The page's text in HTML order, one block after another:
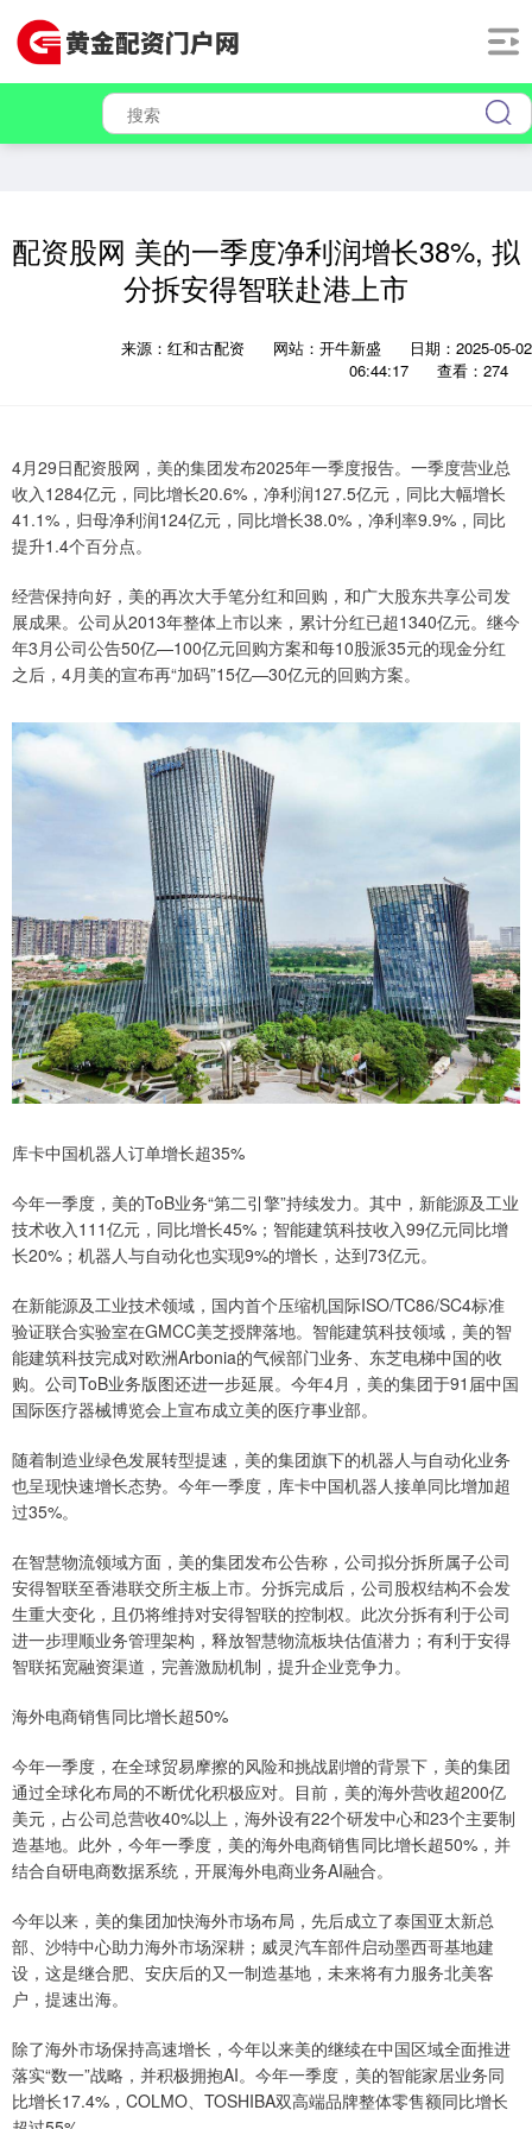
配资股网 美的一季度净利润增长38%, 拟
分拆安得智联赴港上市
来源：红和古配资 网站：开牛新盛
日期：2025-05-02
06:44:17
查看：274
4月29日配资股网，美的集团发布2025年一季度报告。一季度营业总
收入1284亿元，同比增长20.6%，净利润127.5亿元，同比大幅增长
41.1%，归母净利润124亿元，同比增长38.0%，净利率9.9%，同比
提升1.4个百分点。
经营保持向好，美的再次大手笔分红和回购，和广大股东共享公司发
展成果。公司从2013年整体上市以来，累计分红已超1340亿元。继今
年3月公司公告50亿—100亿元回购方案和每10股派35元的现金分红
之后，4月美的宣布再“加码”15亿—30亿元的回购方案。
库卡中国机器人订单增长超35%
今年一季度，美的ToB业务“第二引擎”持续发力。其中，新能源及工业
技术收入111亿元，同比增长45%；智能建筑科技收入99亿元同比增
长20%；机器人与自动化也实现9%的增长，达到73亿元。
在新能源及工业技术领域，国内首个压缩机国际ISO/TC86/SC4标准
验证联合实验室在GMCC美芝授牌落地。智能建筑科技领域，美的智
能建筑科技完成对欧洲Arbonia的气候部门业务、东芝电梯中国的收
购。公司ToB业务版图还进一步延展。今年4月，美的集团于91届中国
国际医疗器械博览会上宣布成立美的医疗事业部。
随着制造业绿色发展转型提速，美的集团旗下的机器人与自动化业务
也呈现快速增长态势。今年一季度，库卡中国机器人接单同比增加超
过35%。
在智慧物流领域方面，美的集团发布公告称，公司拟分拆所属子公司
安得智联至香港联交所主板上市。分拆完成后，公司股权结构不会发
生重大变化，且仍将维持对安得智联的控制权。此次分拆有利于公司
进一步理顺业务管理架构，释放智慧物流板块估值潜力；有利于安得
智联拓宽融资渠道，完善激励机制，提升企业竞争力。
海外电商销售同比增长超50%
今年一季度，在全球贸易摩擦的风险和挑战剧增的背景下，美的集团
通过全球化布局的不断优化积极应对。目前，美的海外营收超200亿
美元，占公司总营收40%以上，海外设有22个研发中心和23个主要制
造基地。此外，今年一季度，美的海外电商销售同比增长超50%，并
结合自研电商数据系统，开展海外电商业务AI融合。
今年以来，美的集团加快海外市场布局，先后成立了泰国亚太新总
部、沙特中心助力海外市场深耕；威灵汽车部件启动墨西哥基地建
设，这是继合肥、安庆后的又一制造基地，未来将有力服务北美客
户，提速出海。
除了海外市场保持高速增长，今年以来美的继续在中国区域全面推进
落实“数一”战略，并积极拥抱AI。今年一季度，美的智能家居业务同
比增长17.4%，COLMO、TOSHIBA双高端品牌整体零售额同比增长